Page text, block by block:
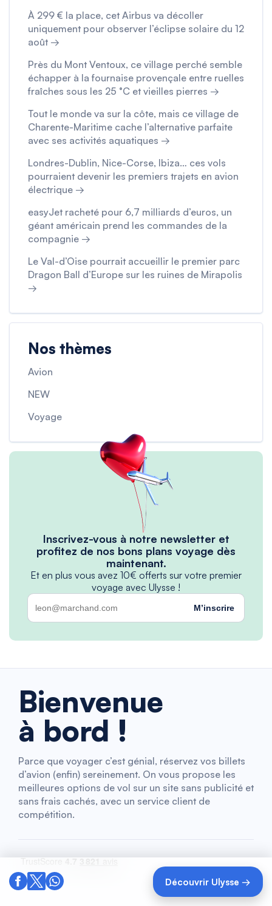
Découvrir Ulysse →
À 299 € la place, cet Airbus va décoller
uniquement pour observer l’éclipse solaire du 12
août →
Près du Mont Ventoux, ce village perché semble
échapper à la fournaise provençale entre ruelles
fraîches sous les 25 °C et vieilles pierres →
Tout le monde va sur la côte, mais ce village de
Charente-Maritime cache l’alternative parfaite
avec ses activités aquatiques →
Londres-Dublin, Nice-Corse, Ibiza… ces vols
pourraient devenir les premiers trajets en avion
électrique →
easyJet racheté pour 6,7 milliards d’euros, un
géant américain prend les commandes de la
compagnie →
Le Val-d’Oise pourrait accueillir le premier parc
Dragon Ball d’Europe sur les ruines de Mirapolis
→
Nos thèmes
Avion
NEW
Voyage
Inscrivez-vous à notre newsletter et
profitez de nos bons plans voyage dès
maintenant.
Et en plus vous avez 10€ offerts sur votre premier
voyage avec Ulysse !
M’inscrire
Bienvenue
à bord !
Parce que voyager c’est génial, réservez vos billets
d’avion (enfin) sereinement. On vous propose les
meilleures options de vol sur un site sans publicité et
sans frais cachés, avec un service client de
compétition.